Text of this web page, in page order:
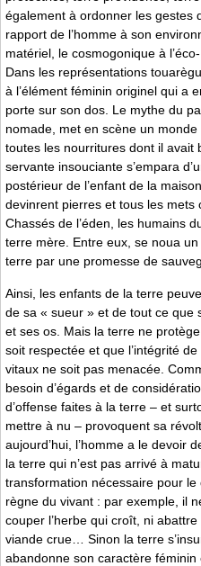
également à ordonner les gestes
rapport de l’homme à son
matériel, le cosmogonique à
Dans les représentations
à l’élément féminin originel qui a
porte sur son dos. Le mythe du
nomade, met en scène un
toutes les nourritures dont il avait
servante insouciante s’empara
postérieur de l’enfant de la
devinrent pierres et tous les
Chassés de l’éden, les humains
terre mère. Entre eux, se noua
terre par une promesse de
Ainsi, les enfants de la terre
de sa « sueur » et de tout ce que
et ses os. Mais la terre ne
soit respectée et que l’intégrité
vitaux ne soit pas menacée.
besoin d’égards et de
d’offense faites à la terre – et
mettre à nu – provoquent sa
aujourd’hui, l’homme a le devoir
la terre qui n’est pas arrivé à
transformation nécessaire pour
règne du vivant : par exemple, il
couper l’herbe qui croît, ni
viande crue… Sinon la terre
abandonne son caractère